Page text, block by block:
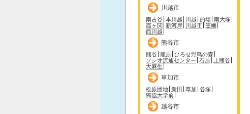
川越市
南古谷 本川越 川越 的場 南大塚
霞ヶ関
新河岸 川越市 笠幡
西川越
熊谷市
熊谷 籠原 ひろせ野鳥の森
ソシオ流通センター 石原
上熊谷
大麻生
草加市
松原団地 新田 草加 谷塚
獨協大学前
越谷市